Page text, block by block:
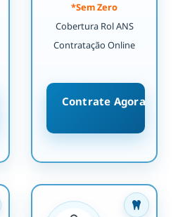
*Sem Zero
Cobertura Rol ANS
Contratação Online
Contrate Agora